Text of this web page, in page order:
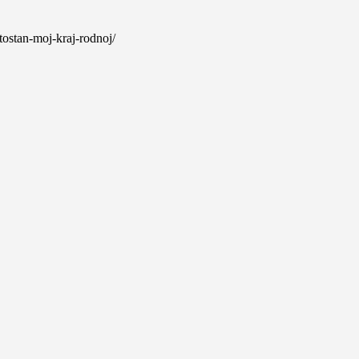
moj-kraj-rodnoj/